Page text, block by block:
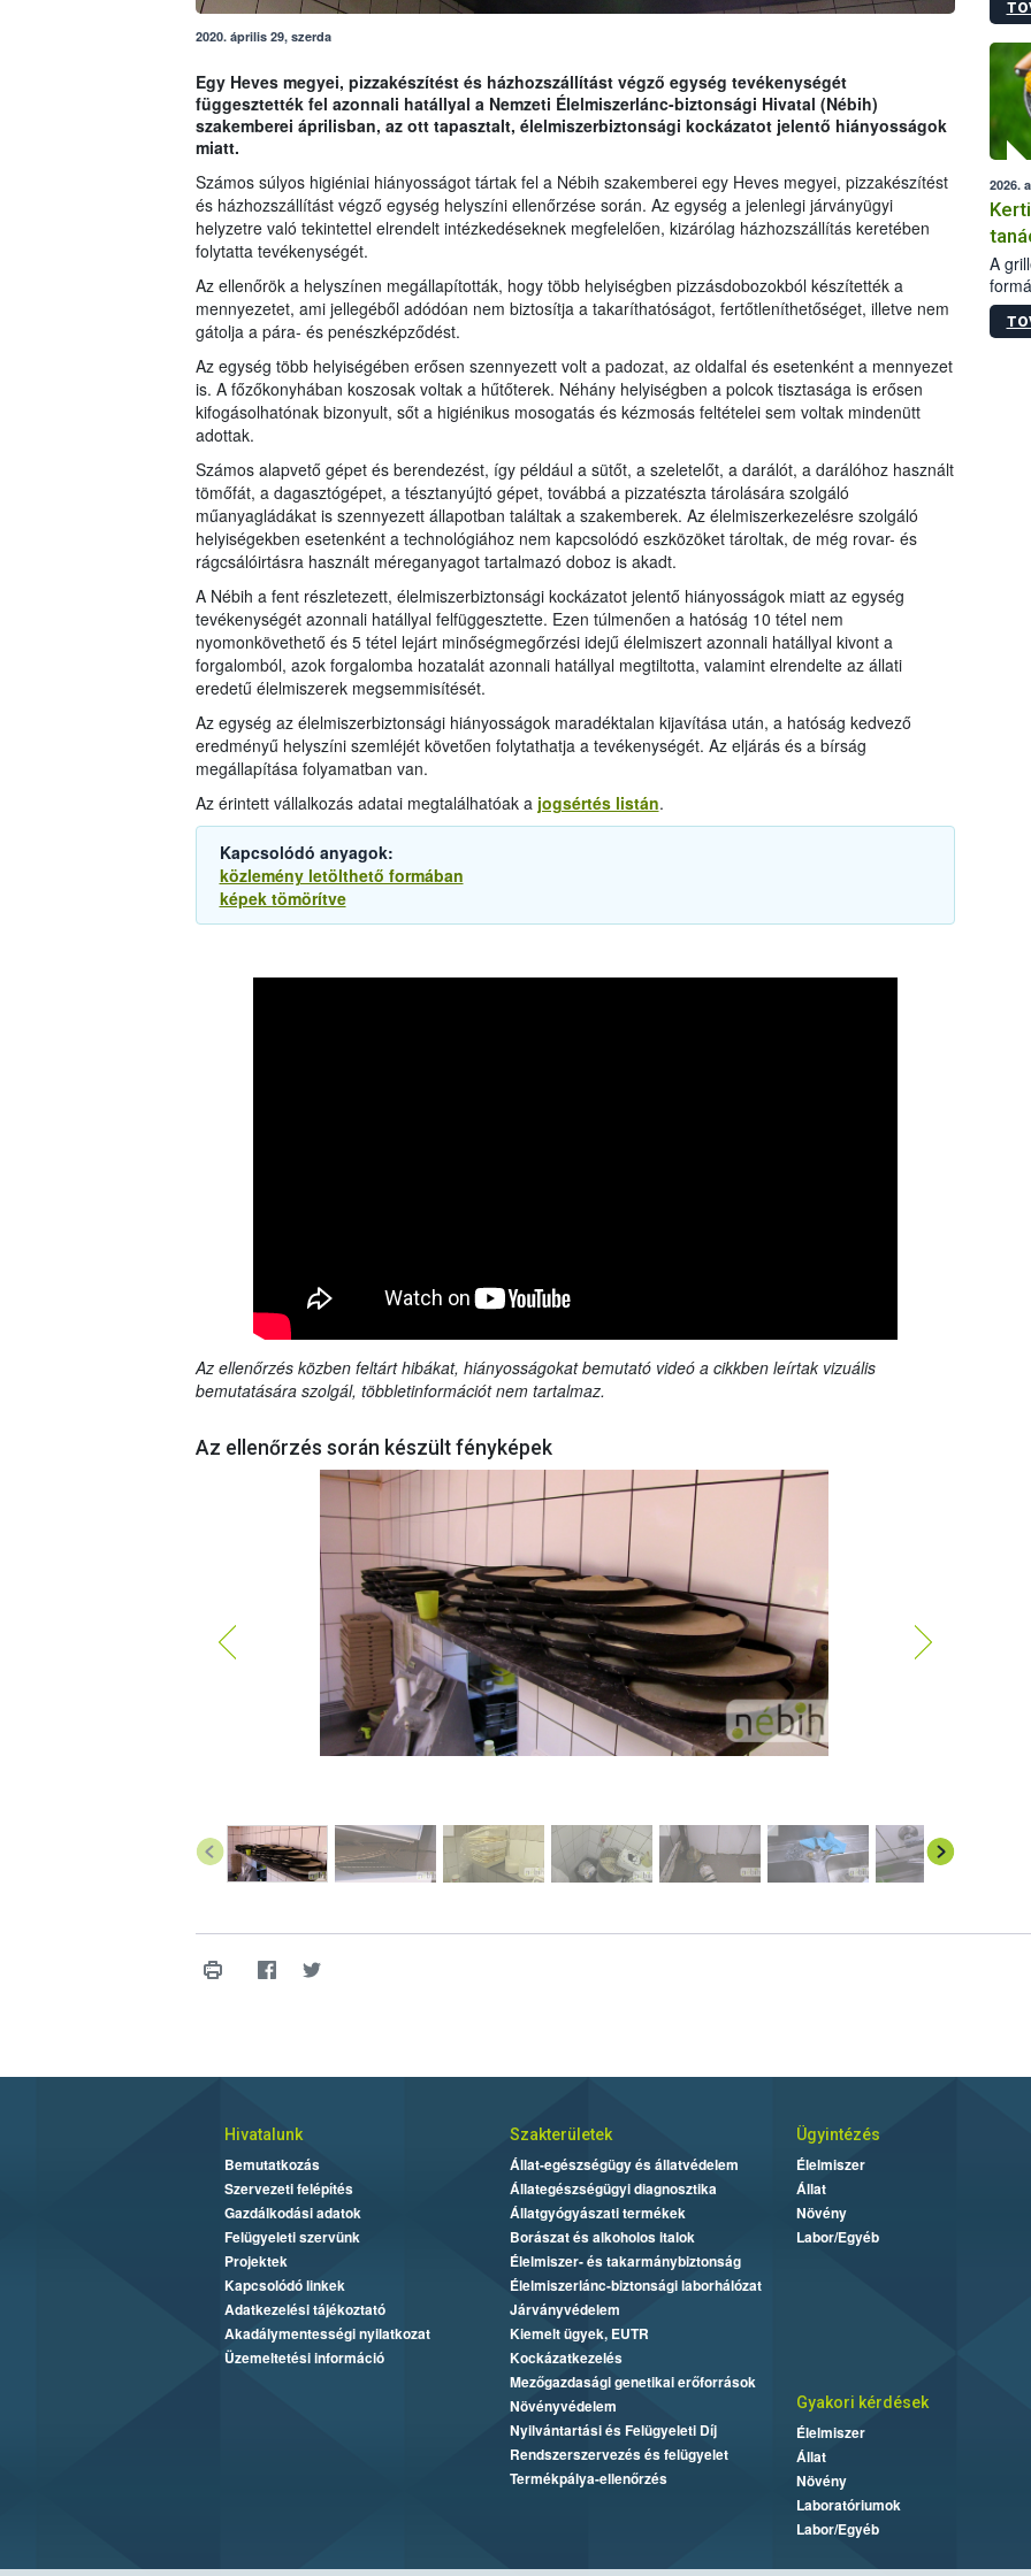
2020. április 29, szerda
Egy Heves megyei, pizzakészítést és házhozszállítást végző egység tevékenységét
függesztették fel azonnali hatállyal a Nemzeti Élelmiszerlánc-biztonsági Hivatal (Nébih)
szakemberei áprilisban, az ott tapasztalt, élelmiszerbiztonsági kockázatot jelentő hiányosságok
miatt.
Számos súlyos higiéniai hiányosságot tártak fel a Nébih szakemberei egy Heves megyei, pizzakészítést
és házhozszállítást végző egység helyszíni ellenőrzése során. Az egység a jelenlegi járványügyi
helyzetre való tekintettel elrendelt intézkedéseknek megfelelően, kizárólag házhozszállítás keretében
folytatta tevékenységét.
Az ellenőrök a helyszínen megállapították, hogy több helyiségben pizzásdobozokból készítették a
mennyezetet, ami jellegéből adódóan nem biztosítja a takaríthatóságot, fertőtleníthetőséget, illetve nem
gátolja a pára- és penészképződést.
Az egység több helyiségében erősen szennyezett volt a padozat, az oldalfal és esetenként a mennyezet
is. A főzőkonyhában koszosak voltak a hűtőterek. Néhány helyiségben a polcok tisztasága is erősen
kifogásolhatónak bizonyult, sőt a higiénikus mosogatás és kézmosás feltételei sem voltak mindenütt
adottak.
Számos alapvető gépet és berendezést, így például a sütőt, a szeletelőt, a darálót, a darálóhoz használt
tömőfát, a dagasztógépet, a tésztanyújtó gépet, továbbá a pizzatészta tárolására szolgáló
műanyagládákat is szennyezett állapotban találtak a szakemberek. Az élelmiszerkezelésre szolgáló
helyiségekben esetenként a technológiához nem kapcsolódó eszközöket tároltak, de még rovar- és
rágcsálóirtásra használt méreganyagot tartalmazó doboz is akadt.
A Nébih a fent részletezett, élelmiszerbiztonsági kockázatot jelentő hiányosságok miatt az egység
tevékenységét azonnali hatállyal felfüggesztette. Ezen túlmenően a hatóság 10 tétel nem
nyomonkövethető és 5 tétel lejárt minőségmegőrzési idejű élelmiszert azonnali hatállyal kivont a
forgalomból, azok forgalomba hozatalát azonnali hatállyal megtiltotta, valamint elrendelte az állati
eredetű élelmiszerek megsemmisítését.
Az egység az élelmiszerbiztonsági hiányosságok maradéktalan kijavítása után, a hatóság kedvező
eredményű helyszíni szemléjét követően folytathatja a tevékenységét. Az eljárás és a bírság
megállapítása folyamatban van.
Az érintett vállalkozás adatai megtalálhatóak a jogsértés listán.
Kapcsolódó anyagok:
közlemény letölthető formában
képek tömörítve
Az ellenőrzés közben feltárt hibákat, hiányosságokat bemutató videó a cikkben leírtak vizuális
bemutatására szolgál, többletinformációt nem tartalmaz.
Az ellenőrzés során készült fényképek
Az
2026.
A
Hivatalunk
Bemutatkozás
Szervezeti felépítés
Gazdálkodási adatok
Felügyeleti szervünk
Projektek
Kapcsolódó linkek
Adatkezelési tájékoztató
Akadálymentességi nyilatkozat
Üzemeltetési információ
Szakterületek
Állat-egészségügy és állatvédelem
Állategészségügyi diagnosztika
Állatgyógyászati termékek
Borászat és alkoholos italok
Élelmiszer- és takarmánybiztonság
Élelmiszerlánc-biztonsági laborhálózat
Járványvédelem
Kiemelt ügyek, EUTR
Kockázatkezelés
Mezőgazdasági genetikai erőforrások
Növényvédelem
Nyilvántartási és Felügyeleti Díj
Rendszerszervezés és felügyelet
Termékpálya-ellenőrzés
Ügyintézés
Élelmiszer
Állat
Növény
Labor/Egyéb
Gyakori kérdések
Élelmiszer
Állat
Növény
Laboratóriumok
Labor/Egyéb